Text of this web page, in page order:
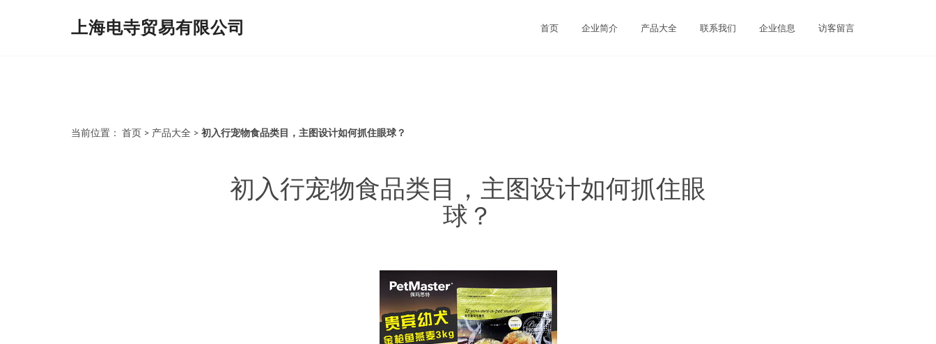
上海电寺贸易有限公司 首页 企业简介 产品大全 联系我们 企业信息 访客留言
当前位置： 首页 > 产品大全 > 初入行宠物食品类目，主图设计如何抓住眼球？
初入行宠物食品类目，主图设计如何抓住眼
球？